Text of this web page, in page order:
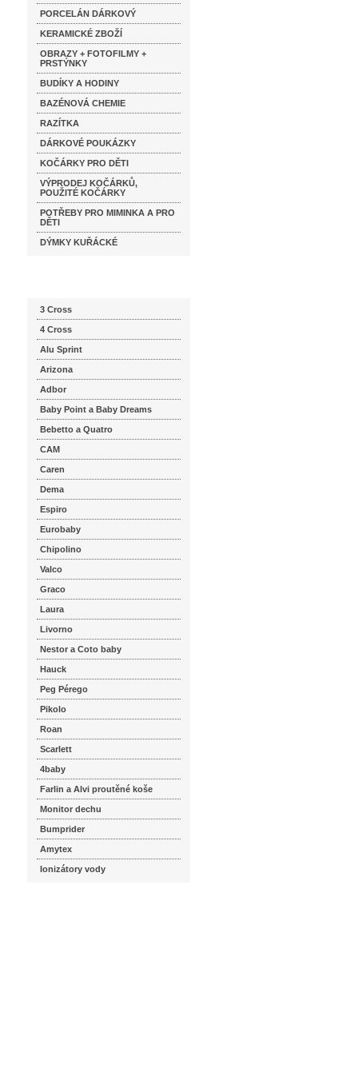
PORCELÁN DÁRKOVÝ
KERAMICKÉ ZBOŽÍ
OBRAZY + FOTOFILMY +
PRSTÝNKY
BUDÍKY A HODINY
BAZÉNOVÁ CHEMIE
RAZÍTKA
DÁRKOVÉ POUKÁZKY
KOČÁRKY PRO DĚTI
VÝPRODEJ KOČÁRKŮ,
POUŽITÉ KOČÁRKY
POTŘEBY PRO MIMINKA A PRO
DĚTI
DÝMKY KUŘÁCKÉ
3 Cross
4 Cross
Alu Sprint
Arizona
Adbor
Baby Point a Baby Dreams
Bebetto a Quatro
CAM
Caren
Dema
Espiro
Eurobaby
Chipolino
Valco
Graco
Laura
Livorno
Nestor a Coto baby
Hauck
Peg Pérego
Pikolo
Roan
Scarlett
4baby
Farlin a Alvi proutěné koše
Monitor dechu
Bumprider
Amytex
Ionizátory vody